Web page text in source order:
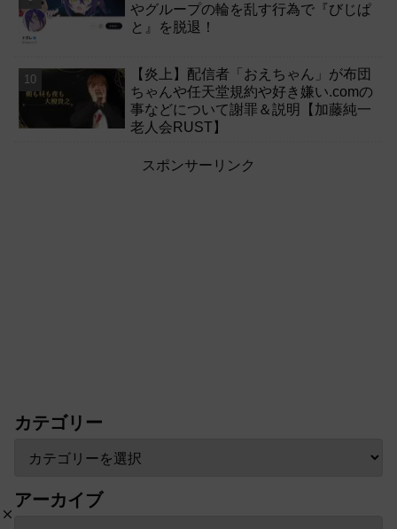
やグループの輪を乱す行為で『びじぱ
と』を脱退！
【炎上】配信者「おえちゃん」が布団
ちゃんや任天堂規約や好き嫌い.comの
事などについて謝罪＆説明【加藤純一
老人会RUST】
スポンサーリンク
カテゴリー
アーカイブ